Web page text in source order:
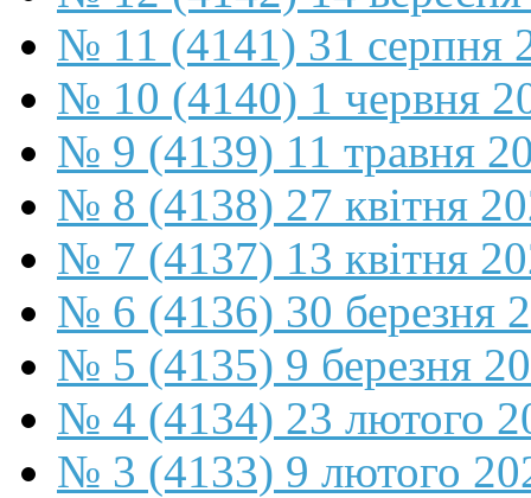
№ 11 (4141) 31 серпня
№ 10 (4140) 1 червня
№ 9 (4139) 11 травня
№ 8 (4138) 27 квітня
№ 7 (4137) 13 квітня
№ 6 (4136) 30 березня
№ 5 (4135) 9 березня
№ 4 (4134) 23 лютого
№ 3 (4133) 9 лютого